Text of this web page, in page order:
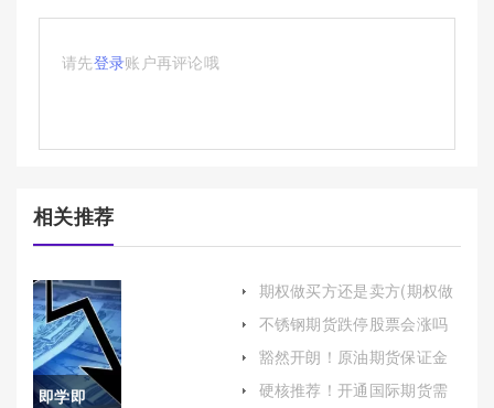
请先登录账户再评论哦
相关推荐
即学即
期权做买方还是卖方(期权做
不锈钢期货跌停股票会涨吗
豁然开朗！原油期货保证金
硬核推荐！开通国际期货需